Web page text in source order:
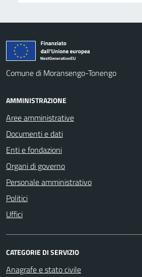
Comune di Moransengo-Tonengo
AMMINISTRAZIONE
Aree amministrative
Documenti e dati
Enti e fondazioni
Organi di governo
Personale amministrativo
Politici
Uffici
CATEGORIE DI SERVIZIO
Anagrafe e stato civile